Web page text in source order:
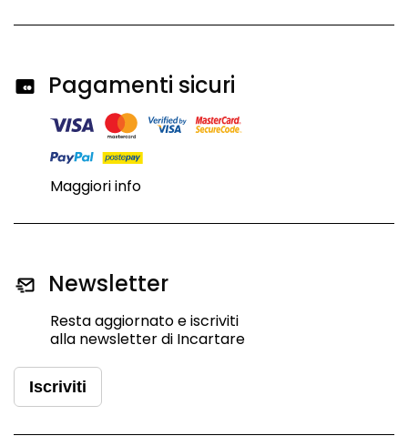
Pagamenti sicuri
Maggiori info
Newsletter
Resta aggiornato e iscriviti
alla newsletter di Incartare
Iscriviti